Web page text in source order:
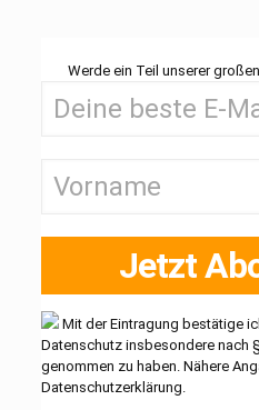
Werde ein Teil unserer
Jetzt
Mit der Eintragung bestätige
Datenschutz insbesondere nach
genommen zu haben. Nähere
Datenschutzerklärung.